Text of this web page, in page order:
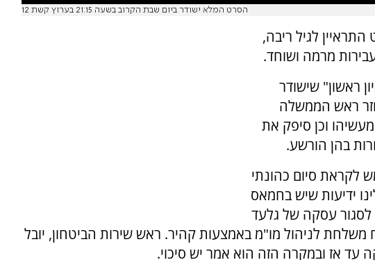
הסרט המלא ישודר ביום שבת הקרוב בשעה 21:15 בערוץ קשת 12
לגיל ריבה,
עבירות מרמה ושוחד.
ראשון" שישודר
ב-21:15 בערוץ 12, שחזר ראש הממשלה
וכן סיפק את
בהן הורשע.
לקראת סיום כהונתי
ידיעות שיש בחמאס
לסגור עסקה של גלעד
משלחת לניהול מו"מ באמצעות קהיר. ראש שירות הביטחון, יובל
עד אז ובמקרה הזה הוא אמר יש סיכוי.